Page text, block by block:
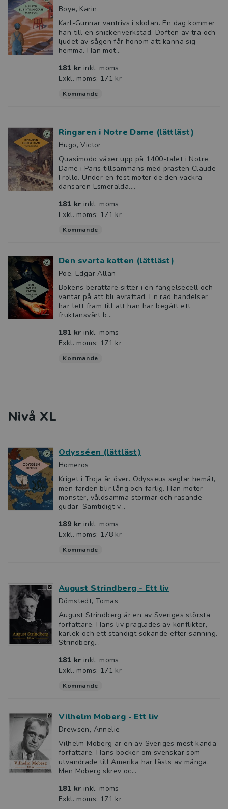
Boye, Karin
Karl-Gunnar vantrivs i skolan. En dag kommer
han till en snickeriverkstad. Doften av trä och
ljudet av sågen får honom att känna sig
hemma. Han möt...
181 kr inkl. moms
Exkl. moms: 171 kr
Kommande
Ringaren i Notre Dame (lättläst)
Hugo, Victor
Quasimodo växer upp på 1400-talet i Notre
Dame i Paris tillsammans med prästen Claude
Frollo. Under en fest möter de den vackra
dansaren Esmeralda....
181 kr inkl. moms
Exkl. moms: 171 kr
Kommande
Den svarta katten (lättläst)
Poe, Edgar Allan
Bokens berättare sitter i en fängelsecell och
väntar på att bli avrättad. En rad händelser
har lett fram till att han har begått ett
fruktansvärt b...
181 kr inkl. moms
Exkl. moms: 171 kr
Kommande
Nivå XL
Odysséen (lättläst)
Homeros
Kriget i Troja är över. Odysseus seglar hemåt,
men färden blir lång och farlig. Han möter
monster, våldsamma stormar och rasande
gudar. Samtidigt v...
189 kr inkl. moms
Exkl. moms: 178 kr
Kommande
August Strindberg - Ett liv
Dömstedt, Tomas
August Strindberg är en av Sveriges största
författare. Hans liv präglades av konflikter,
kärlek och ett ständigt sökande efter sanning.
Strindberg...
181 kr inkl. moms
Exkl. moms: 171 kr
Kommande
Vilhelm Moberg - Ett liv
Drewsen, Annelie
Vilhelm Moberg är en av Sveriges mest kända
författare. Hans böcker om svenskar som
utvandrade till Amerika har lästs av många.
Men Moberg skrev oc...
181 kr inkl. moms
Exkl. moms: 171 kr